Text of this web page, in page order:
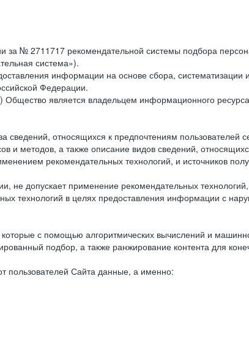
за № 2711717 рекомендательной системы подбора
система»).
информации на основе сбора, систематизации
Федерации.
является владельцем информационного
относящихся к предпочтениям пользователей
и методов, а также описание видов сведений,
рекомендательных технологий, и источников
не допускает применение рекомендательных
технологий в целях предоставления информации с
с помощью алгоритмических вычислений и
подбор, а также ранжирование контента для
пользователей Сайта данные, а именно: